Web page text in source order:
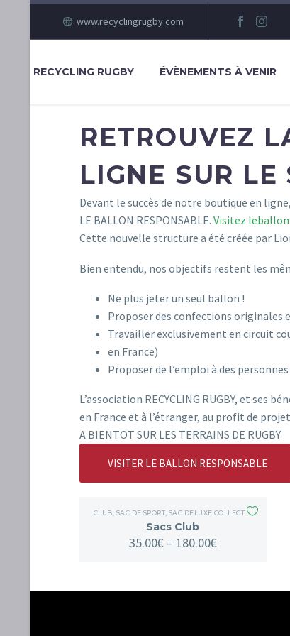
www.recyclingrugby.com
RECYCLING RUGBY ÉVÈNEMENTS À VENIR
RETROUVEZ
LIGNE SUR
Devant le succès de notre boutique en
LE BALLON RESPONSABLE. Visitez
Cette nouvelle structure a été créée par
Bien entendu, nos objectifs restent les
Ne plus jeter un seul ballon !
Proposer des confections originales
Travailler exclusivement en circuit
en France)
Proposer de l’emploi à des
L’association RECYCLING RUGBY, et
en France et à l’étranger, au profit de
A BIENTOT SUR LES TERRAINS DE RUGBY
VISITER LE BALLON RESPONSABLE
CLUB SAC DE SPORT ,SAC DELUXE COLLECTOR ,SAC
Sacs Club
35.00€ – 180.00€